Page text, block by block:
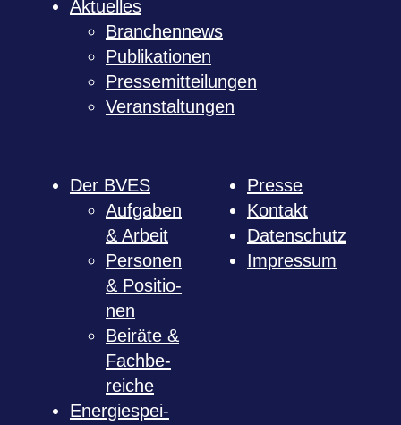
Aktu­el­les
Bran­chen­news
Publi­ka­tio­nen
Pres­se­mit­tei­lun­gen
Ver­an­stal­tun­gen
Der BVES
Auf­ga­ben
& Arbeit
Per­so­nen
& Posi­tio­
nen
Bei­räte &
Fach­be­
rei­che
Ener­gie­spei­
Presse
Kon­takt
Daten­schutz
Impres­sum